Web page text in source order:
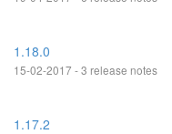
1.18.0
15-02-2017 - 3 release notes
1.17.2